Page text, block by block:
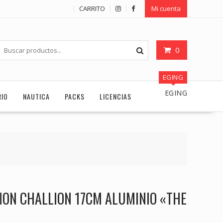
CARRITO Mi cuenta
0
NAUTICA PACKS LICENCIAS
EGING
EGING
CHALLION 17CM ALUMINIO «THE